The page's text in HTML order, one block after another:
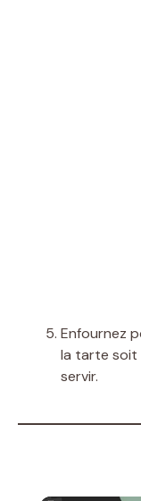
Enfournez
la tarte soit
servir.